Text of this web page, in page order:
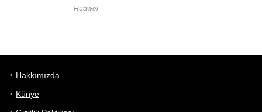
Huawei
Hakkımızda
Künye